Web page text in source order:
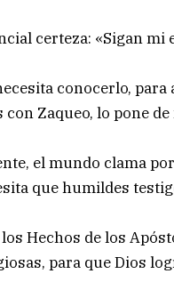
certeza: «Sigan
conocerlo,
Zaqueo, lo pone
el mundo clama
que humildes
Hechos de los
para que Dios